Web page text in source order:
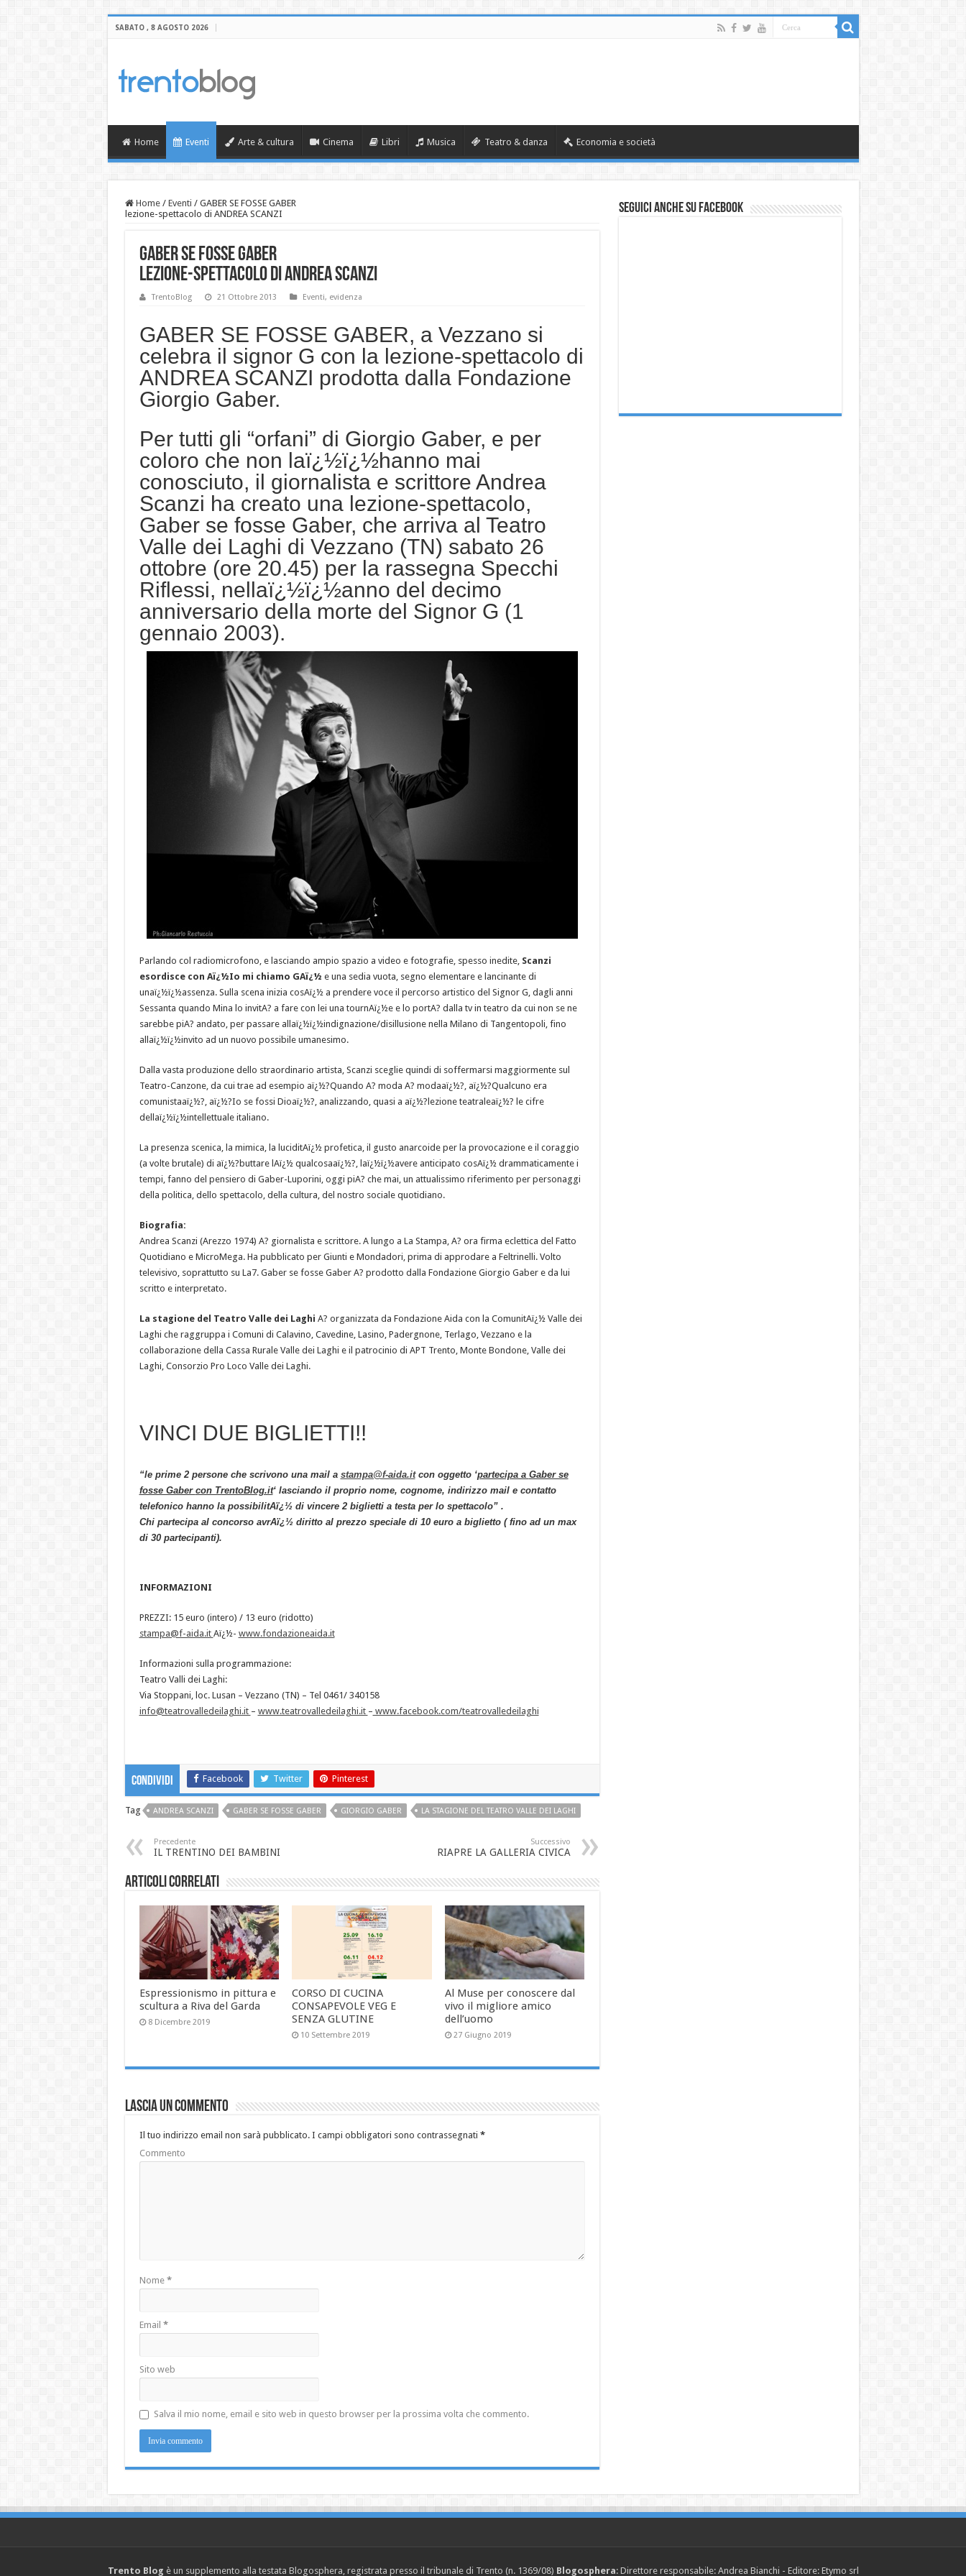
SABATO , 8 AGOSTO 2026
Home Eventi Arte & cultura Cinema Libri Musica Teatro & danza Economia e società
Home / Eventi / GABER SE FOSSE GABER
lezione-spettacolo di ANDREA SCANZI
GABER SE FOSSE GABER
lezione-spettacolo di ANDREA SCANZI
TrentoBlog 21 Ottobre 2013 Eventi, evidenza
GABER SE FOSSE GABER, a Vezzano si
celebra il signor G con la lezione-spettacolo di
ANDREA SCANZI prodotta dalla Fondazione
Giorgio Gaber.
Per tutti gli “orfani” di Giorgio Gaber, e per
coloro che non laï¿½ï¿½hanno mai
conosciuto, il giornalista e scrittore Andrea
Scanzi ha creato una lezione-spettacolo,
Gaber se fosse Gaber, che arriva al Teatro
Valle dei Laghi di Vezzano (TN) sabato 26
ottobre (ore 20.45) per la rassegna Specchi
Riflessi, nellaï¿½ï¿½anno del decimo
anniversario della morte del Signor G (1
gennaio 2003).
Parlando col radiomicrofono, e lasciando ampio spazio a video e fotografie, spesso inedite, Scanzi
esordisce con Aï¿½Io mi chiamo GAï¿½ e una sedia vuota, segno elementare e lancinante di
unaï¿½ï¿½assenza. Sulla scena inizia cosAï¿½ a prendere voce il percorso artistico del Signor G, dagli anni
Sessanta quando Mina lo invitA? a fare con lei una tournAï¿½e e lo portA? dalla tv in teatro da cui non se ne
sarebbe piA? andato, per passare allaï¿½ï¿½indignazione/disillusione nella Milano di Tangentopoli, fino
allaï¿½ï¿½invito ad un nuovo possibile umanesimo.
Dalla vasta produzione dello straordinario artista, Scanzi sceglie quindi di soffermarsi maggiormente sul
Teatro-Canzone, da cui trae ad esempio aï¿½?Quando A? moda A? modaaï¿½?, aï¿½?Qualcuno era
comunistaaï¿½?, aï¿½?Io se fossi Dioaï¿½?, analizzando, quasi a aï¿½?lezione teatraleaï¿½? le cifre
dellaï¿½ï¿½intellettuale italiano.
La presenza scenica, la mimica, la luciditAï¿½ profetica, il gusto anarcoide per la provocazione e il coraggio
(a volte brutale) di aï¿½?buttare lAï¿½ qualcosaaï¿½?, laï¿½ï¿½avere anticipato cosAï¿½ drammaticamente i
tempi, fanno del pensiero di Gaber-Luporini, oggi piA? che mai, un attualissimo riferimento per personaggi
della politica, dello spettacolo, della cultura, del nostro sociale quotidiano.
Biografia:
Andrea Scanzi (Arezzo 1974) A? giornalista e scrittore. A lungo a La Stampa, A? ora firma eclettica del Fatto
Quotidiano e MicroMega. Ha pubblicato per Giunti e Mondadori, prima di approdare a Feltrinelli. Volto
televisivo, soprattutto su La7. Gaber se fosse Gaber A? prodotto dalla Fondazione Giorgio Gaber e da lui
scritto e interpretato.
La stagione del Teatro Valle dei Laghi A? organizzata da Fondazione Aida con la ComunitAï¿½ Valle dei
Laghi che raggruppa i Comuni di Calavino, Cavedine, Lasino, Padergnone, Terlago, Vezzano e la
collaborazione della Cassa Rurale Valle dei Laghi e il patrocinio di APT Trento, Monte Bondone, Valle dei
Laghi, Consorzio Pro Loco Valle dei Laghi.
VINCI DUE BIGLIETTI!!
“le prime 2 persone che scrivono una mail a stampa@f-aida.itcon oggetto ‘partecipa a Gaber se
fosse Gaber con TrentoBlog.it‘ lasciando il proprio nome, cognome, indirizzo mail e contatto
telefonico hanno la possibilitAï¿½ di vincere 2 biglietti a testa per lo spettacolo” .
Chi partecipa al concorso avrAï¿½ diritto al prezzo speciale di 10 euro a biglietto ( fino ad un max
di 30 partecipanti).
INFORMAZIONI
PREZZI: 15 euro (intero) / 13 euro (ridotto)
stampa@f-aida.it Aï¿½- www.fondazioneaida.it
Informazioni sulla programmazione:
Teatro Valli dei Laghi:
Via Stoppani, loc. Lusan – Vezzano (TN) – Tel 0461/ 340158
info@teatrovalledeilaghi.it – www.teatrovalledeilaghi.it – www.facebook.com/teatrovalledeilaghi
Condividi Facebook Twitter Pinterest
Tag ANDREA SCANZI GABER SE FOSSE GABER GIORGIO GABER LA STAGIONE DEL TEATRO VALLE DEI LAGHI
Precedente
IL TRENTINO DEI BAMBINI
Successivo
RIAPRE LA GALLERIA CIVICA
Articoli correlati
Espressionismo in pittura e
scultura a Riva del Garda
8 Dicembre 2019
CORSO DI CUCINA
CONSAPEVOLE VEG E
SENZA GLUTINE
10 Settembre 2019
Al Muse per conoscere dal
vivo il migliore amico
dell’uomo
27 Giugno 2019
Lascia un commento
Il tuo indirizzo email non sarà pubblicato.I campi obbligatori sono contrassegnati *
Commento
Nome *
Email *
Sito web
Salva il mio nome, email e sito web in questo browser per la prossima volta che commento.
Seguici anche su Facebook
Trento Blog è un supplemento alla testata Blogosphera, registrata presso il tribunale di Trento (n. 1369/08) Blogosphera: Direttore responsabile: Andrea Bianchi - Editore: Etymo srl